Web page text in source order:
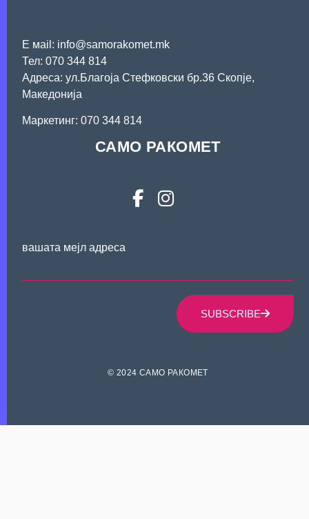
Е мail: info@samorakomet.mk
Тел: 070 344 814
Адреса: ул.Благоја Стефковски бр.36 Скопје,
Македонија
Mаркетинг: 070 344 814
САМО РАКОМЕТ
вашата мејл адреса
SUBSCRIBE
© 2024 САМО РАКОМЕТ